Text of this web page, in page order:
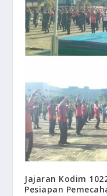
Jajaran Kodim
Pesiapan